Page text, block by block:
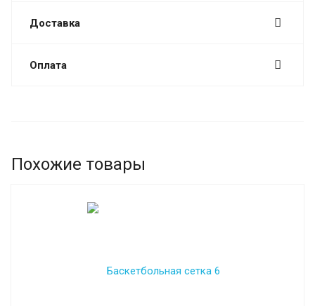
Доставка
Оплата
Похожие товары